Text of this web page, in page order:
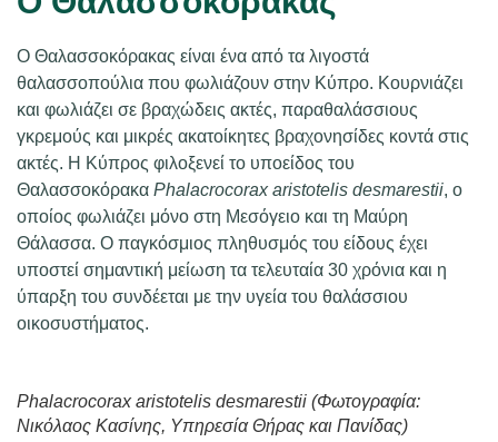
Ο Θαλασσοκόρακας είναι ένα από τα λιγοστά
θαλασσοπούλια που φωλιάζουν στην Κύπρο. Κουρνιάζει
και φωλιάζει σε βραχώδεις ακτές, παραθαλάσσιους
γκρεμούς και μικρές ακατοίκητες βραχονησίδες κοντά στις
ακτές. Η Κύπρος φιλοξενεί το υποείδος του
Θαλασσοκόρακα Phalacrocorax aristotelis desmarestii, ο
οποίος φωλιάζει μόνο στη Μεσόγειο και τη Μαύρη
Θάλασσα. Ο παγκόσμιος πληθυσμός του είδους έχει
υποστεί σημαντική μείωση τα τελευταία 30 χρόνια και η
ύπαρξη του συνδέεται με την υγεία του θαλάσσιου
οικοσυστήματος.
Phalacrocorax aristotelis desmarestii (Φωτογραφία:
Νικόλαος Κασίνης, Υπηρεσία Θήρας και Πανίδας)